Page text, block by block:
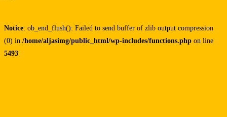
Notice: ob_end_flush(): Failed to send buffer of zlib output compression
(0) in /home/aljasimg/public_html/wp-includes/functions.php on line
5493